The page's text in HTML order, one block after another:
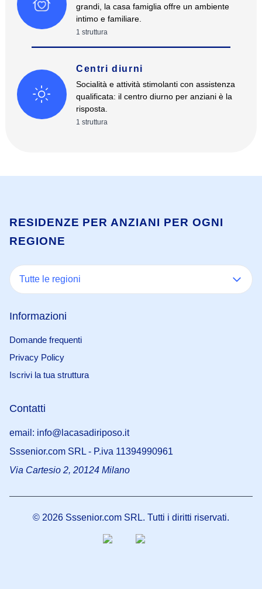
grandi, la casa famiglia offre un ambiente
intimo e familiare.
1 struttura
Centri diurni
Socialità e attività stimolanti con assistenza
qualificata: il centro diurno per anziani è la
risposta.
1 struttura
RESIDENZE PER ANZIANI PER OGNI
REGIONE
Tutte le regioni
Informazioni
Domande frequenti
Privacy Policy
Iscrivi la tua struttura
Contatti
email: info@lacasadiriposo.it
Sssenior.com SRL - P.iva 11394990961
Via Cartesio 2, 20124 Milano
© 2026 Sssenior.com SRL. Tutti i diritti riservati.